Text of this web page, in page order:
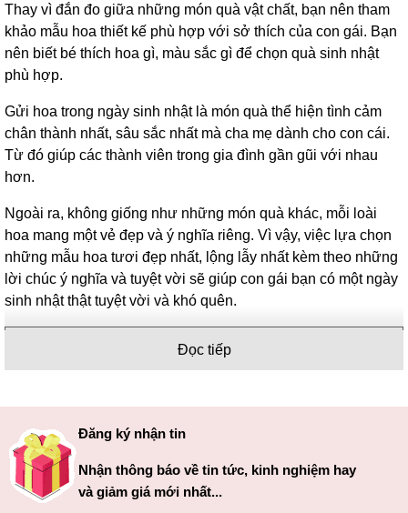
Thay vì đắn đo giữa những món quà vật chất, bạn nên tham
khảo mẫu hoa thiết kế phù hợp với sở thích của con gái. Bạn
nên biết bé thích hoa gì, màu sắc gì để chọn quà sinh nhật
phù hợp.
Gửi hoa trong ngày sinh nhật là món quà thể hiện tình cảm
chân thành nhất, sâu sắc nhất mà cha mẹ dành cho con cái.
Từ đó giúp các thành viên trong gia đình gần gũi với nhau
hơn.
Ngoài ra, không giống như những món quà khác, mỗi loài
hoa mang một vẻ đẹp và ý nghĩa riêng. Vì vậy, việc lựa chọn
những mẫu hoa tươi đẹp nhất, lộng lẫy nhất kèm theo những
lời chúc ý nghĩa và tuyệt vời sẽ giúp con gái bạn có một ngày
sinh nhật thật tuyệt vời và khó quên.
1.Gợi ý những loài hoa tặng sinh nhật con gái
1.3.Hoa hồng
1.4. Hoa ly
1.5.Hoa tulip
Đọc tiếp
Đăng ký nhận tin
Nhận thông báo về tin tức, kinh nghiệm hay
và giảm giá mới nhất...